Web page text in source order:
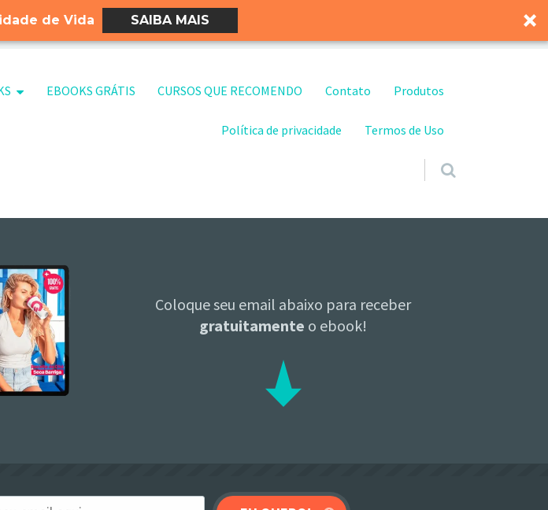
de Vida SAIBA MAIS
EBOOKS GRÁTIS CURSOS QUE RECOMENDO Contato Produtos
Política de privacidade Termos de Uso
Coloque seu email abaixo para receber
gratuitamente o ebook!